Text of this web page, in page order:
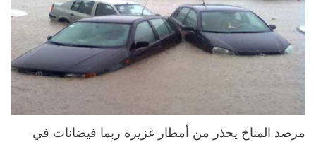
مرصد المناخ يحذر من أمطار غزيرة ربما فيضانات في